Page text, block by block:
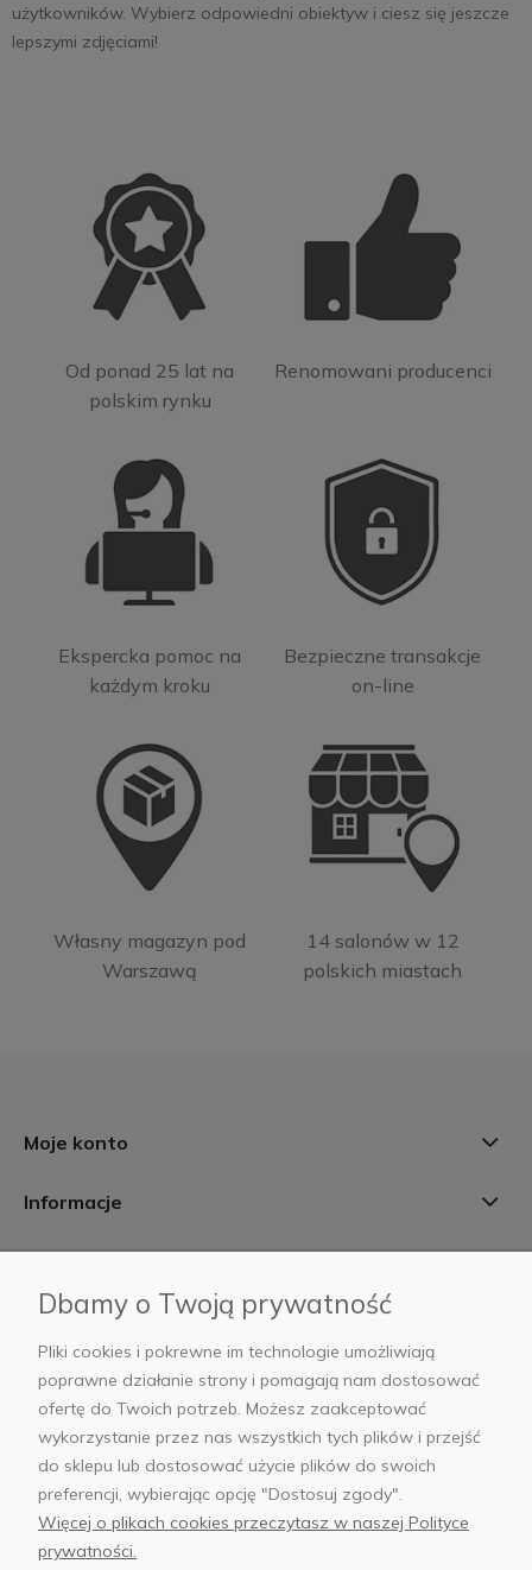
użytkowników. Wybierz odpowiedni obiektyw i ciesz się jeszcze
lepszymi zdjęciami!
Od ponad 25 lat na
polskim rynku
Renomowani producenci
Ekspercka pomoc na
każdym kroku
Bezpieczne transakcje
on-line
Własny magazyn pod
Warszawą
14 salonów w 12
polskich miastach
Moje konto
Informacje
AB Foto
sklep@abfoto.pl
+48 797 971 275
Dbamy o Twoją prywatność
Pliki cookies i pokrewne im technologie umożliwiają
poprawne działanie strony i pomagają nam dostosować
ofertę do Twoich potrzeb. Możesz zaakceptować
wykorzystanie przez nas wszystkich tych plików i przejść
do sklepu lub dostosować użycie plików do swoich
preferencji, wybierając opcję "Dostosuj zgody".
Więcej o plikach cookies przeczytasz w naszej Polityce
prywatności.